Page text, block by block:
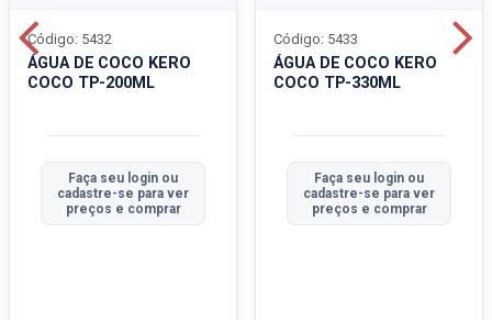
ÁGUA DE COCO KERO
COCO TP-200ML
Código: 5432
Faça seu login ou
cadastre-se para ver
preços e comprar
ÁGUA DE COCO KERO
COCO TP-330ML
Código: 5433
Faça seu login ou
cadastre-se para ver
preços e comprar